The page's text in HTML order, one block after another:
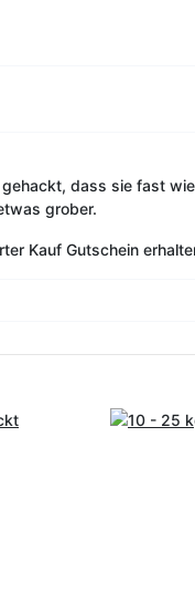
dass sie fast
grober.
Kauf Gutschein